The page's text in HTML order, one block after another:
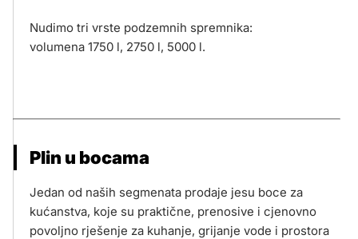
Nudimo tri vrste podzemnih spremnika:
volumena 1750 l, 2750 l, 5000 l.
Plin u bocama
Jedan od naših segmenata prodaje jesu boce za
kućanstva, koje su praktične, prenosive i cjenovno
povoljno rješenje za kuhanje, grijanje vode i prostora